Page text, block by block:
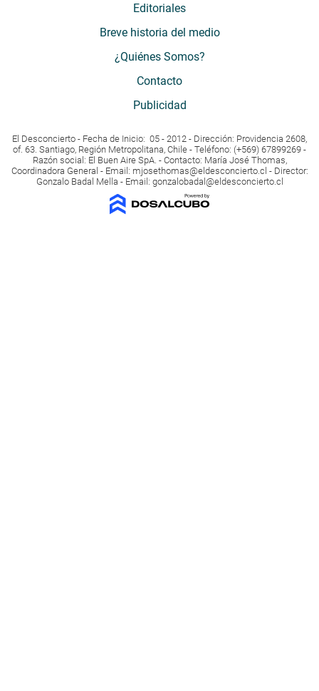
Editoriales
Breve historia del medio
¿Quiénes Somos?
Contacto
Publicidad
El Desconcierto - Fecha de Inicio: 05 - 2012 - Dirección: Providencia 2608,
of. 63. Santiago, Región Metropolitana, Chile - Teléfono: (+569) 67899269 -
Razón social: El Buen Aire SpA. - Contacto: María José Thomas,
Coordinadora General - Email: mjosethomas@eldesconcierto.cl - Director:
Gonzalo Badal Mella - Email: gonzalobadal@eldesconcierto.cl